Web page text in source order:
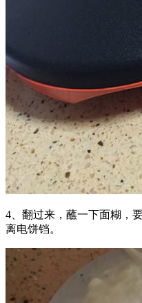
4、翻过来，蘸一下面糊，
离电饼铛。